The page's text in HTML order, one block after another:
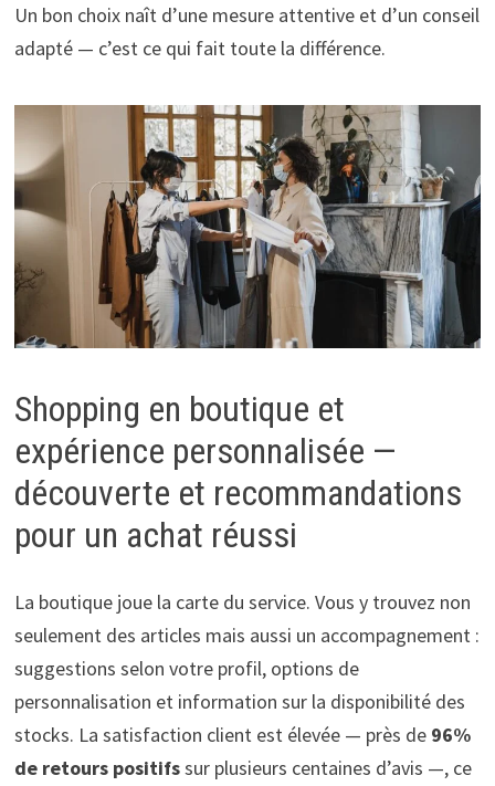
Un bon choix naît d’une mesure attentive et d’un conseil
adapté — c’est ce qui fait toute la différence.
Shopping en boutique et
expérience personnalisée —
découverte et recommandations
pour un achat réussi
La boutique joue la carte du service. Vous y trouvez non
seulement des articles mais aussi un accompagnement :
suggestions selon votre profil, options de
personnalisation et information sur la disponibilité des
stocks. La satisfaction client est élevée — près de 96%
de retours positifssur plusieurs centaines d’avis —, ce